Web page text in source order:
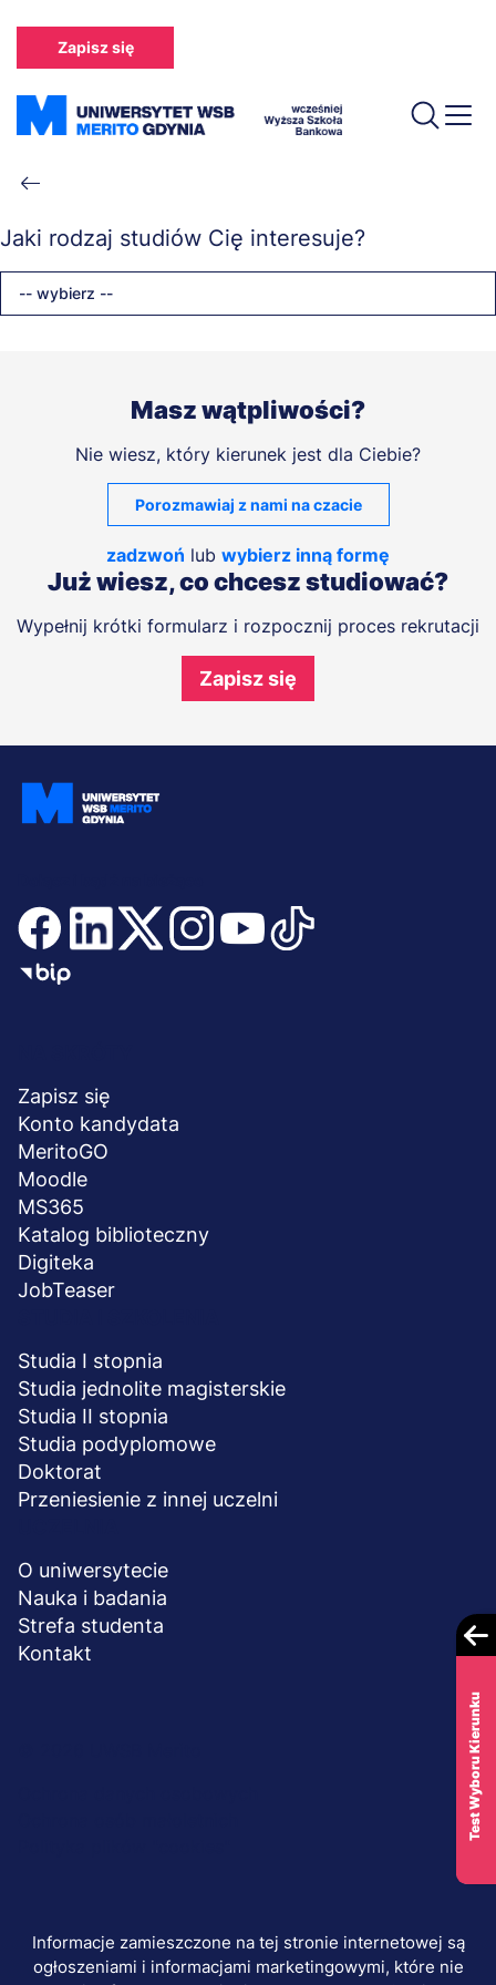
treści
Zapisz się
Ścieżka
nawigacyjna
Jaki rodzaj studiów Cię interesuje?
-- wybierz --
Masz wątpliwości?
Nie wiesz, który kierunek jest dla Ciebie?
Porozmawiaj z nami na czacie
zadzwoń lub wybierz inną formę
Już wiesz, co chcesz studiować?
Wypełnij krótki formularz i rozpocznij proces rekrutacji
Zapisz się
stopka
Zapisz się
Konto kandydata
MeritoGO
Moodle
MS365
Katalog biblioteczny
Digiteka
JobTeaser
Studia I stopnia
Studia jednolite magisterskie
Studia II stopnia
Studia podyplomowe
Doktorat
Przeniesienie z innej uczelni
O uniwersytecie
Nauka i badania
Strefa studenta
Kontakt
Informacje zamieszczone na tej stronie internetowej są
ogłoszeniami i informacjami marketingowymi, które nie
Test Wyboru Kierunku